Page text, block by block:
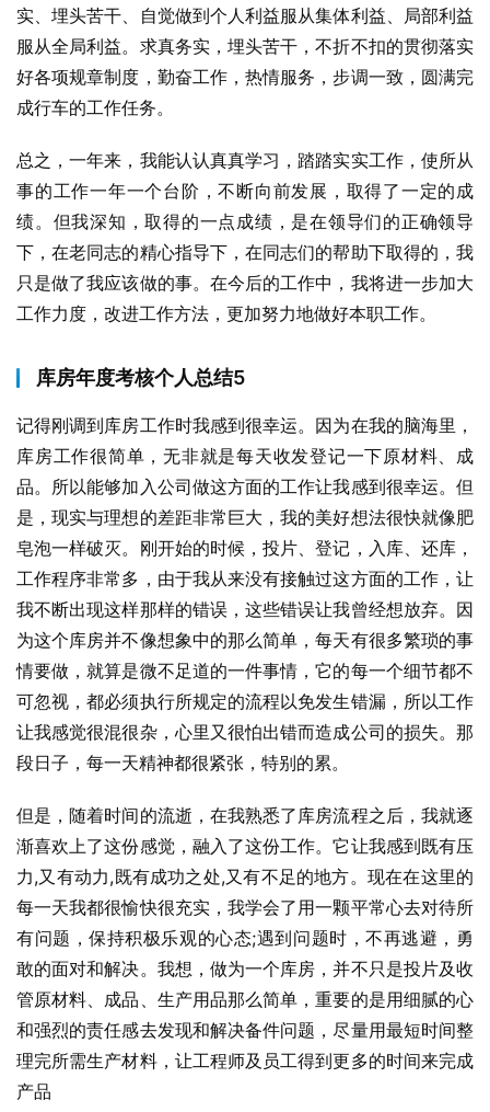
实、埋头苦干、自觉做到个人利益服从集体利益、局部利益
服从全局利益。求真务实，埋头苦干，不折不扣的贯彻落实
好各项规章制度，勤奋工作，热情服务，步调一致，圆满完
成行车的工作任务。
总之，一年来，我能认认真真学习，踏踏实实工作，使所从
事的工作一年一个台阶，不断向前发展，取得了一定的成
绩。但我深知，取得的一点成绩，是在领导们的正确领导
下，在老同志的精心指导下，在同志们的帮助下取得的，我
只是做了我应该做的事。在今后的工作中，我将进一步加大
工作力度，改进工作方法，更加努力地做好本职工作。
库房年度考核个人总结5
记得刚调到库房工作时我感到很幸运。因为在我的脑海里，
库房工作很简单，无非就是每天收发登记一下原材料、成
品。所以能够加入公司做这方面的工作让我感到很幸运。但
是，现实与理想的差距非常巨大，我的美好想法很快就像肥
皂泡一样破灭。刚开始的时候，投片、登记，入库、还库，
工作程序非常多，由于我从来没有接触过这方面的工作，让
我不断出现这样那样的错误，这些错误让我曾经想放弃。因
为这个库房并不像想象中的那么简单，每天有很多繁琐的事
情要做，就算是微不足道的一件事情，它的每一个细节都不
可忽视，都必须执行所规定的流程以免发生错漏，所以工作
让我感觉很混很杂，心里又很怕出错而造成公司的损失。那
段日子，每一天精神都很紧张，特别的累。
但是，随着时间的流逝，在我熟悉了库房流程之后，我就逐
渐喜欢上了这份感觉，融入了这份工作。它让我感到既有压
力,又有动力,既有成功之处,又有不足的地方。现在在这里的
每一天我都很愉快很充实，我学会了用一颗平常心去对待所
有问题，保持积极乐观的心态;遇到问题时，不再逃避，勇
敢的面对和解决。我想，做为一个库房，并不只是投片及收
管原材料、成品、生产用品那么简单，重要的是用细腻的心
和强烈的责任感去发现和解决备件问题，尽量用最短时间整
理完所需生产材料，让工程师及员工得到更多的时间来完成
产品